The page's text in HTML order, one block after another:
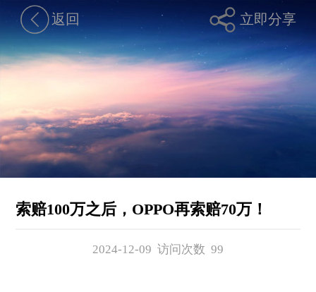
返回 立即分享
索赔100万之后，OPPO再索赔70万！
2024-12-09 访问次数 99